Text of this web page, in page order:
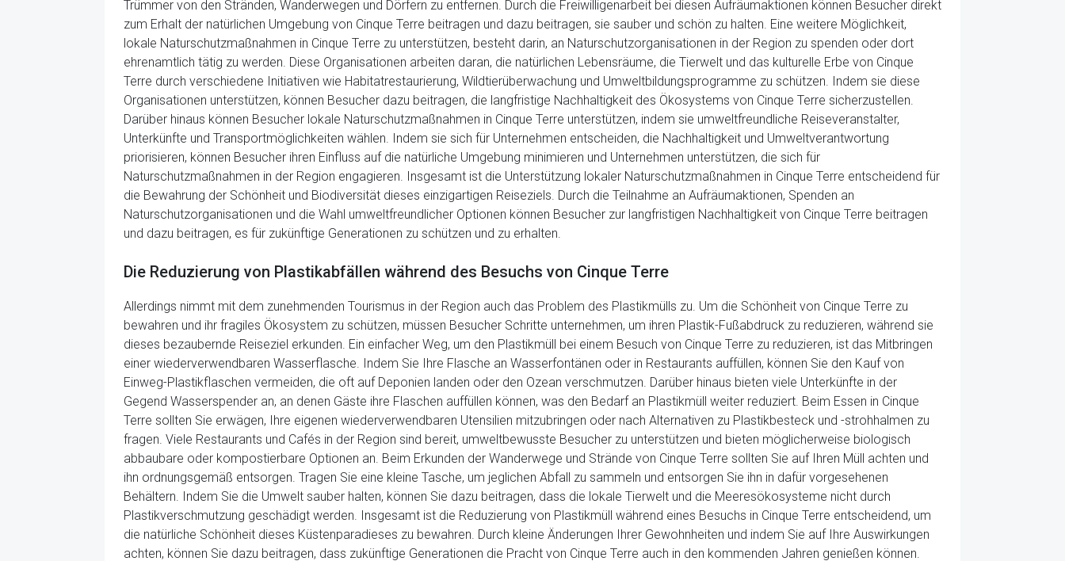
Trümmer von den Stränden, Wanderwegen und Dörfern zu entfernen. Durch die Freiwilligenarbeit bei diesen Aufräumaktionen können Besucher direkt
zum Erhalt der natürlichen Umgebung von Cinque Terre beitragen und dazu beitragen, sie sauber und schön zu halten. Eine weitere Möglichkeit,
lokale Naturschutzmaßnahmen in Cinque Terre zu unterstützen, besteht darin, an Naturschutzorganisationen in der Region zu spenden oder dort
ehrenamtlich tätig zu werden. Diese Organisationen arbeiten daran, die natürlichen Lebensräume, die Tierwelt und das kulturelle Erbe von Cinque
Terre durch verschiedene Initiativen wie Habitatrestaurierung, Wildtierüberwachung und Umweltbildungsprogramme zu schützen. Indem sie diese
Organisationen unterstützen, können Besucher dazu beitragen, die langfristige Nachhaltigkeit des Ökosystems von Cinque Terre sicherzustellen.
Darüber hinaus können Besucher lokale Naturschutzmaßnahmen in Cinque Terre unterstützen, indem sie umweltfreundliche Reiseveranstalter,
Unterkünfte und Transportmöglichkeiten wählen. Indem sie sich für Unternehmen entscheiden, die Nachhaltigkeit und Umweltverantwortung
priorisieren, können Besucher ihren Einfluss auf die natürliche Umgebung minimieren und Unternehmen unterstützen, die sich für
Naturschutzmaßnahmen in der Region engagieren. Insgesamt ist die Unterstützung lokaler Naturschutzmaßnahmen in Cinque Terre entscheidend für
die Bewahrung der Schönheit und Biodiversität dieses einzigartigen Reiseziels. Durch die Teilnahme an Aufräumaktionen, Spenden an
Naturschutzorganisationen und die Wahl umweltfreundlicher Optionen können Besucher zur langfristigen Nachhaltigkeit von Cinque Terre beitragen
und dazu beitragen, es für zukünftige Generationen zu schützen und zu erhalten.
Die Reduzierung von Plastikabfällen während des Besuchs von Cinque Terre
Allerdings nimmt mit dem zunehmenden Tourismus in der Region auch das Problem des Plastikmülls zu. Um die Schönheit von Cinque Terre zu
bewahren und ihr fragiles Ökosystem zu schützen, müssen Besucher Schritte unternehmen, um ihren Plastik-Fußabdruck zu reduzieren, während sie
dieses bezaubernde Reiseziel erkunden. Ein einfacher Weg, um den Plastikmüll bei einem Besuch von Cinque Terre zu reduzieren, ist das Mitbringen
einer wiederverwendbaren Wasserflasche. Indem Sie Ihre Flasche an Wasserfontänen oder in Restaurants auffüllen, können Sie den Kauf von
Einweg-Plastikflaschen vermeiden, die oft auf Deponien landen oder den Ozean verschmutzen. Darüber hinaus bieten viele Unterkünfte in der
Gegend Wasserspender an, an denen Gäste ihre Flaschen auffüllen können, was den Bedarf an Plastikmüll weiter reduziert. Beim Essen in Cinque
Terre sollten Sie erwägen, Ihre eigenen wiederverwendbaren Utensilien mitzubringen oder nach Alternativen zu Plastikbesteck und -strohhalmen zu
fragen. Viele Restaurants und Cafés in der Region sind bereit, umweltbewusste Besucher zu unterstützen und bieten möglicherweise biologisch
abbaubare oder kompostierbare Optionen an. Beim Erkunden der Wanderwege und Strände von Cinque Terre sollten Sie auf Ihren Müll achten und
ihn ordnungsgemäß entsorgen. Tragen Sie eine kleine Tasche, um jeglichen Abfall zu sammeln und entsorgen Sie ihn in dafür vorgesehenen
Behältern. Indem Sie die Umwelt sauber halten, können Sie dazu beitragen, dass die lokale Tierwelt und die Meeresökosysteme nicht durch
Plastikverschmutzung geschädigt werden. Insgesamt ist die Reduzierung von Plastikmüll während eines Besuchs in Cinque Terre entscheidend, um
die natürliche Schönheit dieses Küstenparadieses zu bewahren. Durch kleine Änderungen Ihrer Gewohnheiten und indem Sie auf Ihre Auswirkungen
achten, können Sie dazu beitragen, dass zukünftige Generationen die Pracht von Cinque Terre auch in den kommenden Jahren genießen können.